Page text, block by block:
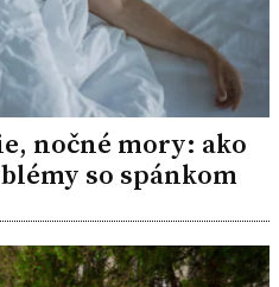
nočné mory: ako
so spánkom